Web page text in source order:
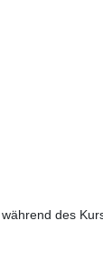
des